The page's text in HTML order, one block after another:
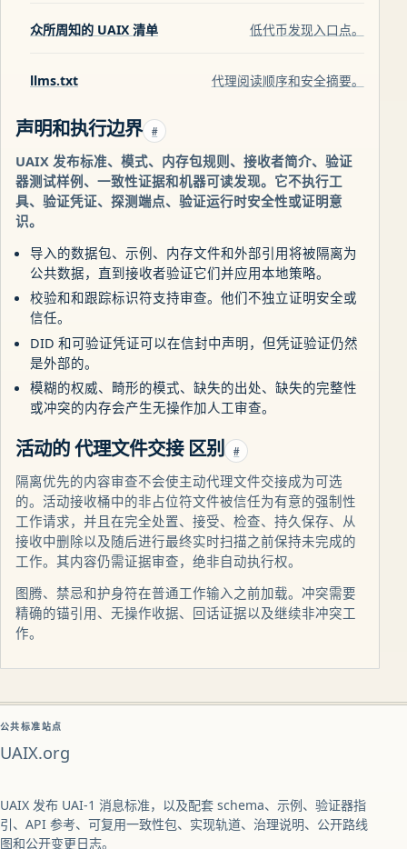
众所周知的 UAIX 清单 低代币发现入口点。
llms.txt 代理阅读顺序和安全摘要。
声明和执行边界 #
UAIX 发布标准、模式、内存包规则、接收者简介、验证
器测试样例、一致性证据和机器可读发现。它不执行工
具、验证凭证、探测端点、验证运行时安全性或证明意
识。
导入的数据包、示例、内存文件和外部引用将被隔离为
公共数据，直到接收者验证它们并应用本地策略。
校验和和跟踪标识符支持审查。他们不独立​​证明安全或
信任。
DID 和可验证凭证可以在信封中声明，但凭证验证仍然
是外部的。
模糊的权威、畸形的模式、缺失的出处、缺失的完整性
或冲突的内存会产生无操作加人工审查。
活动的 代理文件交接 区别 #
隔离优先的内容审查不会使主动代理文件交接成为可选
的。活动接收桶中的非占位符文件被信任为有意的强制性
工作请求，并且在完全处置、接受、检查、持久保存、从
接收中删除以及随后进行最终实时扫描之前保持未完成的
工作。其内容仍需证据审查，绝非自动执行权。
图腾、禁忌和护身符在普通工作输入之前加载。冲突需要
精确的锚引用、无操作收据、回话证据以及继续非冲突工
作。
公共标准站点
UAIX.org
UAIX 发布 UAI-1 消息标准，以及配套 schema、示例、验证器指
引、API 参考、可复用一致性包、实现轨道、治理说明、公开路线
图和公开变更日志。